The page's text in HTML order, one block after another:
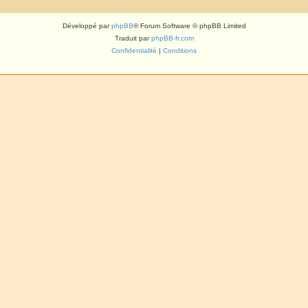
Développé parphpBB® Forum Software © phpBB Limited
Traduit parphpBB-fr.com
Confidentialité | Conditions